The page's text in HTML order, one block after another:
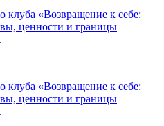
клуба «Возвращение к себе:
ценности и границы
клуба «Возвращение к себе:
ценности и границы